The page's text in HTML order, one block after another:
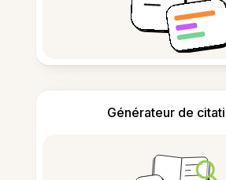
Générateur de